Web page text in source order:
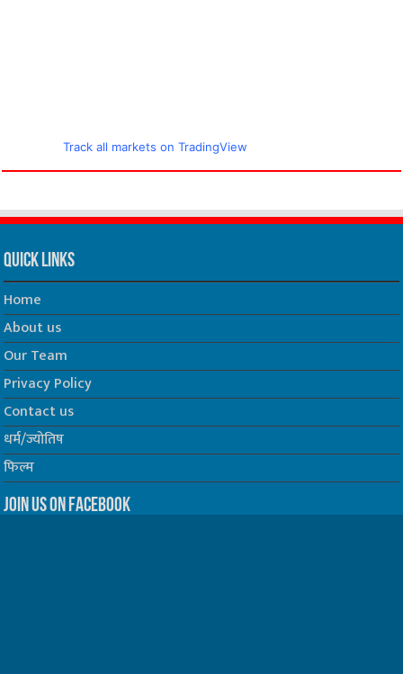
Track all markets on TradingView
Quick Links
Home
About us
Our Team
Privacy Policy
Contact us
धर्म/ज्योतिष
फिल्म
Join us on Facebook